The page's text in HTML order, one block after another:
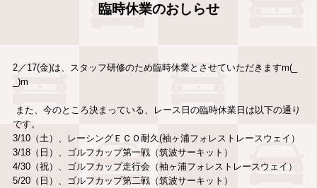
臨時休業のおしらせ
2／17(金)は、スタッフ研修のため臨時休業とさせていただきますm(_
_)m
また、今のところ決まっている、レース日の臨時休業日は以下の通り
です。
3/10（土）、レーシングＥＣＯ耐久(袖ヶ浦フォレストレースウェイ）
3/18（日）、ゴルフカップ第一戦（筑波サーキット）
4/30（祝）、ゴルフカップ走行会（袖ヶ浦フォレストレースウェイ）
5/20（日）、ゴルフカップ第二戦（筑波サーキット）